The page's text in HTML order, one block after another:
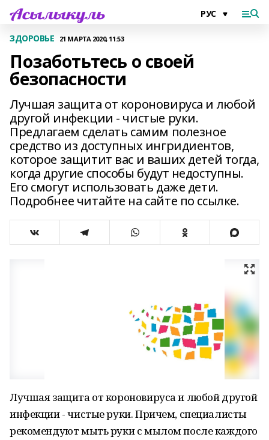
ЗДОРОВЬЕ 21 МАРТА 2020, 11:53
Позаботьтесь о своей
безопасности
Лучшая защита от короновируса и любой
другой инфекции - чистые руки.
Предлагаем сделать самим полезное
средство из доступных ингридиентов,
которое защитит вас и ваших детей тогда,
когда другие способы будут недоступны.
Его смогут использовать даже дети.
Подробнее читайте на сайте по ссылке.
Лучшая защита от короновируса и любой другой
инфекции - чистые руки. Причем, специалисты
рекомендуют мыть руки с мылом после каждого